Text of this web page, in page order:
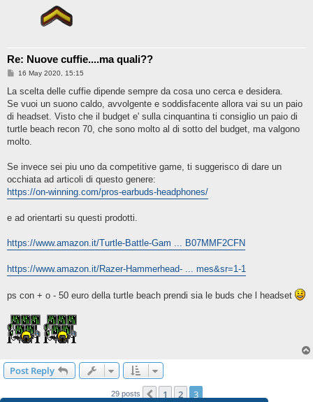
Re: Nuove cuffie....ma quali??
P
s
16 May 2020, 15:15
La scelta delle cuffie dipende sempre da cosa uno cerca e desidera.
Se vuoi un suono caldo, avvolgente e soddisfacente allora vai su un paio
di headset. Visto che il budget e' sulla cinquantina ti consiglio un paio di
turtle beach recon 70, che sono molto al di sotto del budget, ma valgono
molto.
Se invece sei piu uno da competitive game, ti suggerisco di dare un
occhiata ad articoli di questo genere:
https://on-winning.com/pros-earbuds-headphones/
e ad orientarti su questi prodotti.
https://www.amazon.it/Turtle-Battle-Gam ... B07MMF2CFN
https://www.amazon.it/Razer-Hammerhead- ... mes&sr=1-1
ps con + o - 50 euro della turtle beach prendi sia le buds che l headset
Post Reply
29 posts Previous
1 2 3